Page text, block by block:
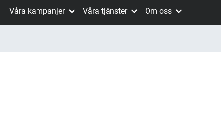
Våra kampanjer Våra tjänster Om oss